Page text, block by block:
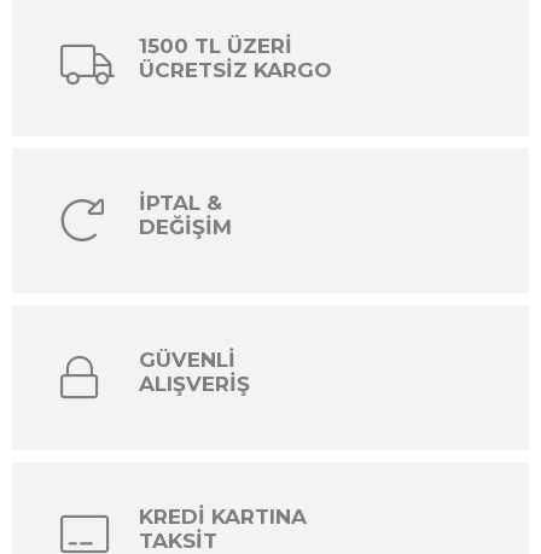
1500 TL ÜZERİ
ÜCRETSİZ KARGO
İPTAL &
DEĞİŞİM
GÜVENLİ
ALIŞVERİŞ
KREDİ KARTINA
TAKSİT